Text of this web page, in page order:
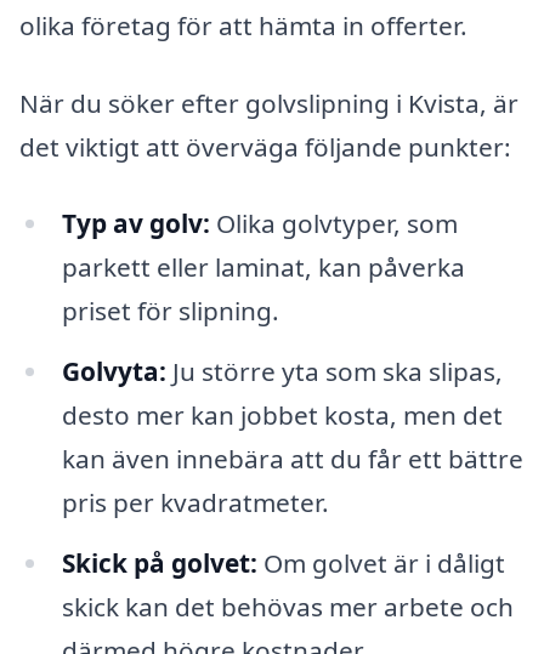
olika företag för att hämta in offerter.
När du söker efter golvslipning i Kvista, är
det viktigt att överväga följande punkter:
Typ av golv: Olika golvtyper, som
parkett eller laminat, kan påverka
priset för slipning.
Golvyta: Ju större yta som ska slipas,
desto mer kan jobbet kosta, men det
kan även innebära att du får ett bättre
pris per kvadratmeter.
Skick på golvet: Om golvet är i dåligt
skick kan det behövas mer arbete och